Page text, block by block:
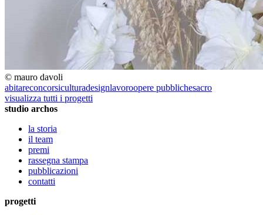
© mauro davoli
abitareconcorsiculturadesignlavoroopere pubblichesacro
visualizza tutti i progetti
studio archos
la storia
il team
premi
rassegna stampa
pubblicazioni
contatti
progetti